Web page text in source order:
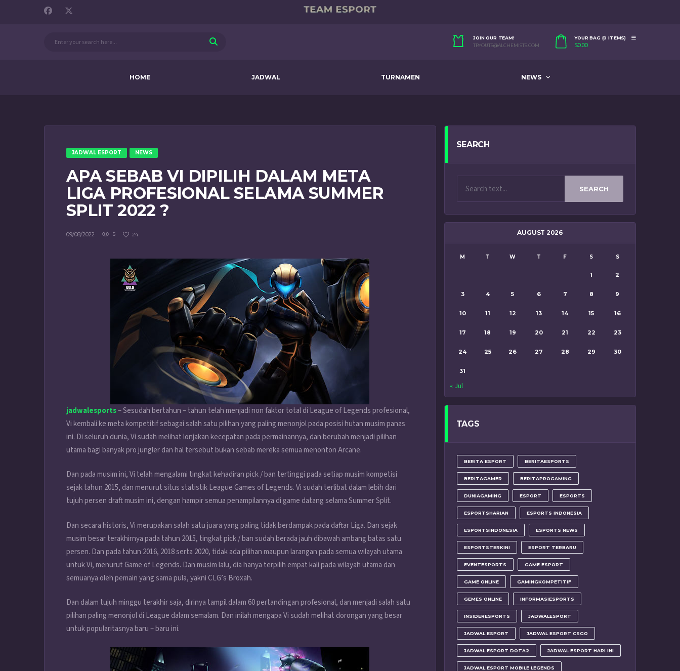
JOIN OUR TEAM!
TRYOUTS@ALCHEMISTS.COM
YOUR BAG (0 ITEMS)
$0.00
HOME JADWAL TURNAMEN NEWS
JADWAL ESPORT NEWS
APA SEBAB VI DIPILIH DALAM META
LIGA PROFESIONAL SELAMA SUMMER
SPLIT 2022 ?
09/08/2022 5 24
jadwalesports– Sesudah bertahun – tahun telah menjadi non faktor total di League of Legends profesional,
Vi kembali ke meta kompetitif sebagai salah satu pilihan yang paling menonjol pada posisi hutan musim panas
ini. Di seluruh dunia, Vi sudah melihat lonjakan kecepatan pada permainannya, dan berubah menjadi pilihan
utama bagi banyak pro jungler dan hal tersebut bukan sebab mereka semua menonton Arcane.
Dan pada musim ini, Vi telah mengalami tingkat kehadiran pick / ban tertinggi pada setiap musim kompetisi
sejak tahun 2015, dan menurut situs statistik League Games of Legends. Vi sudah terlibat dalam lebih dari
tujuh persen draft musim ini, dengan hampir semua penampilannya di game datang selama Summer Split.
Dan secara historis, Vi merupakan salah satu juara yang paling tidak berdampak pada daftar Liga. Dan sejak
musim besar terakhirnya pada tahun 2015, tingkat pick / ban sudah berada jauh dibawah ambang batas satu
persen. Dan pada tahun 2016, 2018 serta 2020, tidak ada pilihan maupun larangan pada semua wilayah utama
untuk Vi, menurut Game of Legends. Dan musim lalu, dia hanya terpilih empat kali pada wilayah utama dan
semuanya oleh pemain yang sama pula, yakni CLG’s Broxah.
Dan dalam tujuh minggu terakhir saja, dirinya tampil dalam 60 pertandingan profesional, dan menjadi salah satu
pilihan paling menonjol di League dalam semalam. Dan inilah mengapa Vi sudah melihat dorongan yang besar
untuk popularitasnya baru – baru ini.
SEARCH
SEARCH
AUGUST 2026
M T W T F S S
1 2
3 4 5 6 7 8 9
10 11 12 13 14 15 16
17 18 19 20 21 22 23
24 25 26 27 28 29 30
31
« Jul
TAGS
BERITA ESPORT BERITAESPORTS
BERITAGAMER BERITAPROGAMING
DUNIAGAMING ESPORT ESPORTS
ESPORTSHARIAN ESPORTS INDONESIA
ESPORTSINDONESIA ESPORTS NEWS
ESPORTSTERKINI ESPORT TERBARU
EVENTESPORTS GAME ESPORT
GAME ONLINE GAMINGKOMPETITIF
GEMES ONLINE INFORMASIESPORTS
INSIDERESPORTS JADWALESPORT
JADWAL ESPORT JADWAL ESPORT CSGO
JADWAL ESPORT DOTA2 JADWAL ESPORT HARI INI
JADWAL ESPORT MOBILE LEGENDS